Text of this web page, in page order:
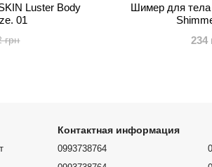
Luster Body
01
грн
Шимер для тела
234
Контактная информация
0993738764